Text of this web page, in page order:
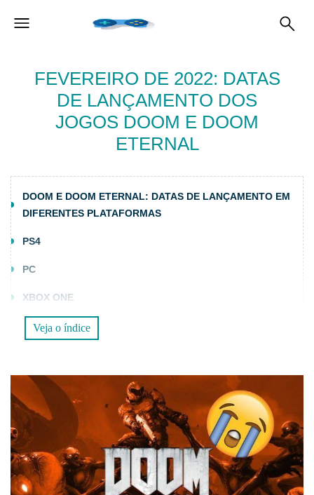
FEVEREIRO DE 2022: DATAS
DE LANÇAMENTO DOS
JOGOS DOOM E DOOM
ETERNAL
DOOM E DOOM ETERNAL: DATAS DE LANÇAMENTO EM
DIFERENTES PLATAFORMAS
PS4
PC
XBOX ONE
INTERRUPTOR
DATA DE LANÇAMENTO
INSCRIÇÃO ANTECIPADA
RECURSOS EM DESTAQUE
HAVERÁ UMA VERSÃO MÓVEL DO DOOM?
Veja o índice